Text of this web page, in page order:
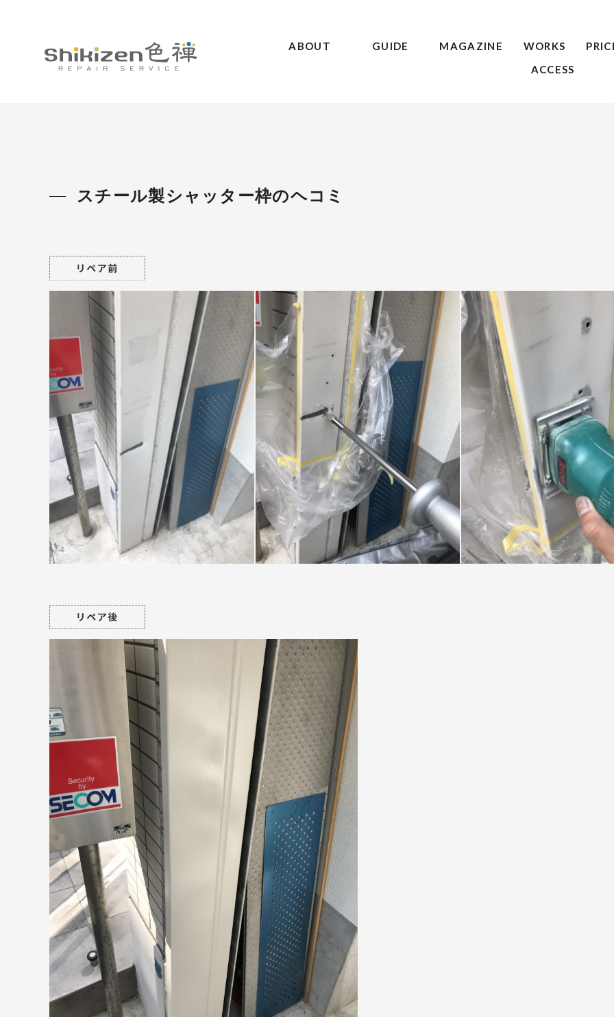
ABOUT
PRICE / AREA
CONTACT
ACCESS
©2018 SHIKIZEN
ABOUT GUIDE MAGAZINE WORKS
ACCESS
スチール製シャッター枠のヘコミ